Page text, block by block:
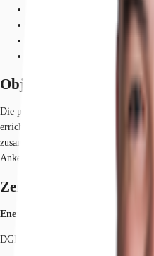
Objekt
Die projektierten Neubauflächen
errichtet. Die Hallenflächen sind in 9
zusammenhängend und auch separat
Ankermieter gibt, wird mit dem Bau
Zertifizierungen
Energieausweis
DGNB: Gold